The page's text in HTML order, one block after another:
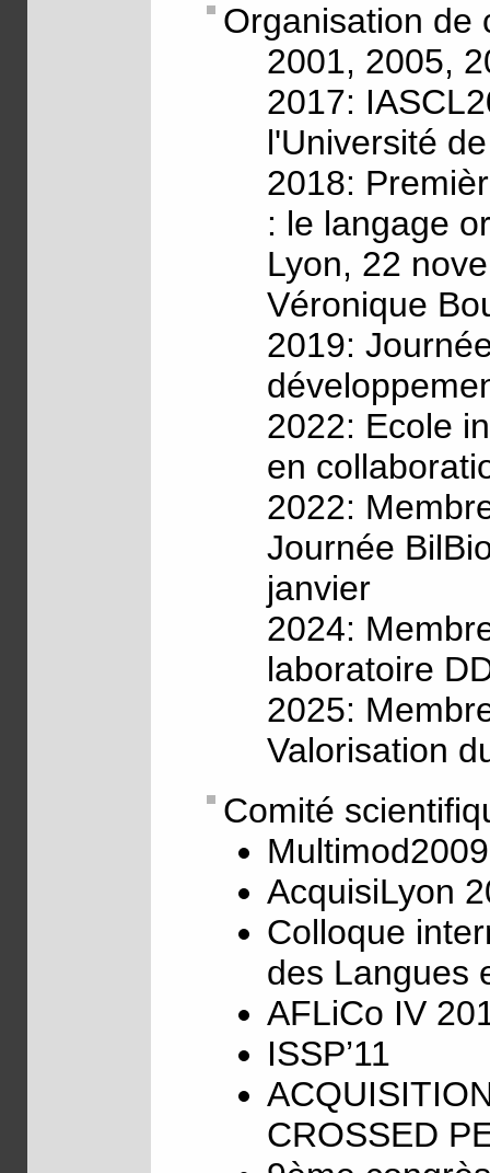
Organisation de
2001, 2005,
2017:
l'Université
2018:
: le langage
Lyon, 22
Véronique
2019:
2022: Ecole
en
2022:
Journée
janvier
2024:
laboratoire
2025:
Valorisation
Comité
Multimod2009
AcquisiLyon
Colloque
des Langues
AFLiCo IV
ISSP’11
CROSSED